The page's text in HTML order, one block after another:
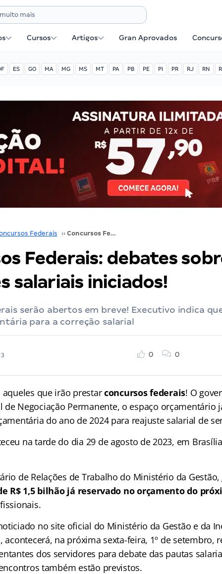
Cursos Artigos Gran Aprovados
ES GO MA MG MS MT PA PB PE PI PR RJ RN
Federais ›› Concursos Federais: debates sobre reajustes salariais iniciados!
Federais: debates
salariais iniciados!
serão abertos em breve! Executivo indica
para a correção salarial
0 0
que irão prestarconcursos federais! O
de Negociação Permanente, o espaço orçamentário
do ano de 2024 para reajuste salarial de
na tarde do dia 29 de agosto de 2023, em
de Relações de Trabalho do Ministério da Gestão,
R$ 1,5 bilhão já reservado no orçamento do
no site oficial do Ministério da Gestão e da
acontecerá, na próxima sexta-feira, 1º de setembro,
dos servidores para debate das pautas
também estão previstos.